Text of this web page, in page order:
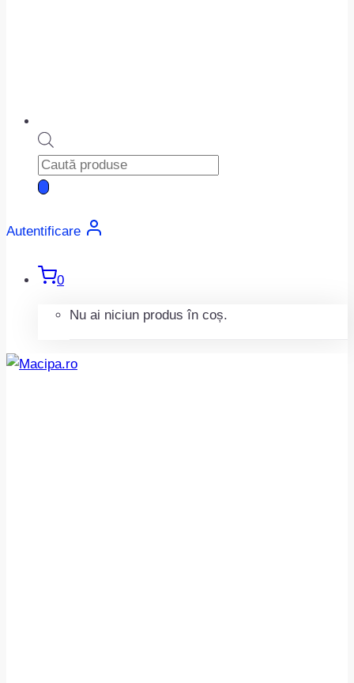
Products
search
Autentificare
0
Nu ai niciun produs în coș.